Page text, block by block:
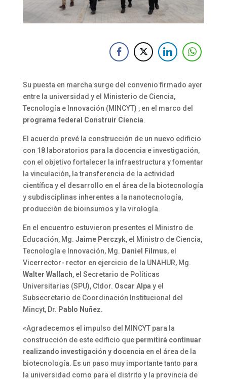
Su puesta en marcha surge del convenio firmado ayer
entre la universidad y el Ministerio de Ciencia,
Tecnología e Innovación (MINCYT) , en el marco del
programa federal Construir Ciencia.
El acuerdo prevé la construcción de un nuevo edificio
con 18 laboratorios para la docencia e investigación,
con el objetivo fortalecer la infraestructura y fomentar
la vinculación, la transferencia de la actividad
científica y el desarrollo en el área de la biotecnología
y subdisciplinas inherentes a la nanotecnología,
producción de bioinsumos y la virología.
En el encuentro estuvieron presentes el Ministro de
Educación, Mg. Jaime Perczyk, el Ministro de Ciencia,
Tecnología e Innovación, Mg. Daniel Filmus, el
Vicerrector- rector en ejercicio de la UNAHUR, Mg.
Walter Wallach, el Secretario de Políticas
Universitarias (SPU), Ctdor. Oscar Alpa y el
Subsecretario de Coordinación Institucional del
Mincyt, Dr. Pablo Nuñez.
«Agradecemos el impulso del MINCYT para la
construcción de este edificio que permitirá continuar
realizando investigación y docencia en el área de la
biotecnología. Es un paso muy importante tanto para
la universidad como para el distrito y la provincia de